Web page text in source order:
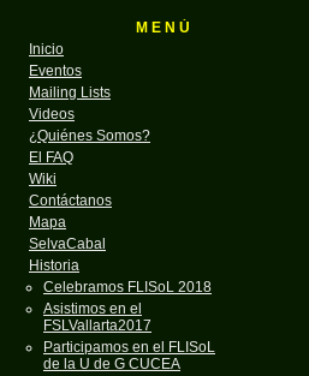
M E N Ú
Inicio
Eventos
Mailing Lists
Videos
¿Quiénes Somos?
El FAQ
Wiki
Contáctanos
Mapa
SelvaCabal
Historia
Celebramos FLISoL 2018
Asistimos en el
FSLVallarta2017
Participamos en el FLISoL
de la U de G CUCEA